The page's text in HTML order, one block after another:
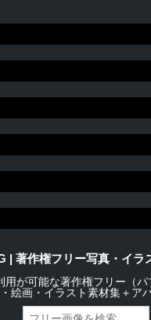
| 著作権フリー写真・イラ
用が可能な著作権フリー（パ
絵画・イラスト素材集＋ア